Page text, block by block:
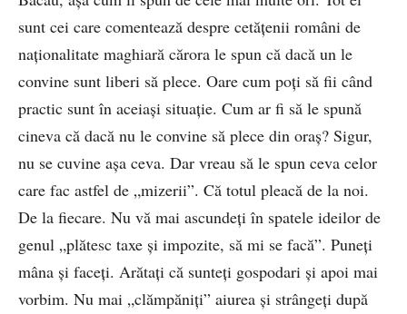
sunt cei care comentează despre cetățenii români de
naționalitate maghiară cărora le spun că dacă un le
convine sunt liberi să plece. Oare cum poți să fii când
practic sunt în aceiași situație. Cum ar fi să le spună
cineva că dacă nu le convine să plece din oraș? Sigur,
nu se cuvine așa ceva. Dar vreau să le spun ceva celor
care fac astfel de „mizerii”. Că totul pleacă de la noi.
De la fiecare. Nu vă mai ascundeți în spatele ideilor de
genul „plătesc taxe și impozite, să mi se facă”. Puneți
mâna și faceți. Arătați că sunteți gospodari și apoi mai
vorbim. Nu mai „clămpăniți” aiurea și strângeți după